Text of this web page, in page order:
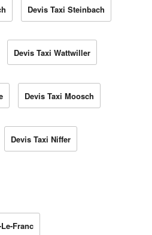
Devis Taxi Steinbach
Devis Taxi Wattwiller
Devis Taxi Moosch
Devis Taxi Niffer
Franc